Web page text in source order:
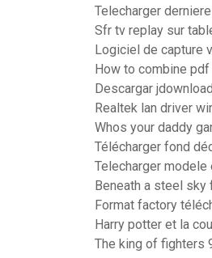
Telecharger
Sfr tv replay sur
Logiciel de capture
How to combine
Descargar
Realtek lan driver
Whos your daddy
Télécharger fond
Telecharger
Beneath a steel sky
Format factory
Harry potter et la
The king of fighters